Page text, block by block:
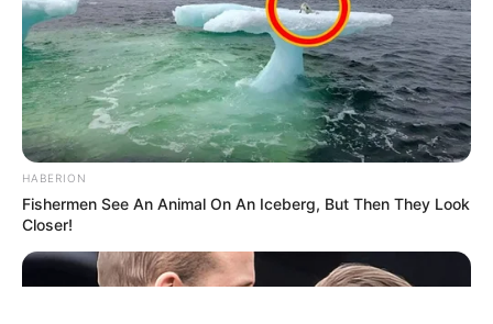
ΤΑΥΤΟΤΗΤΑ ΚΑΙ ΕΠΙΚΟΙΝΩΝΙΑ ΟΡΟΙ ΧΡΗΣΗΣ
© 2025 EVIANEWS του Γιώργου Κουτσελίνη
HABERION
Fishermen See An Animal On An Iceberg, But Then They Look
Closer!